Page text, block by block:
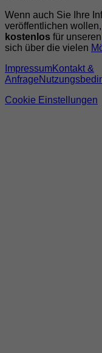
Wenn auch Sie Ihre
veröffentlichen
kostenlos für unseren
sich über die vielen
ImpressumKontakt &
Anfrage
Cookie Einstellungen